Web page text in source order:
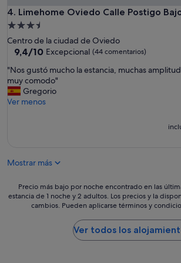
4. Limehome Oviedo Calle Postigo
Limehome Oviedo Calle Postigo Bajo
Alojamiento
de
3.5 estrellas
Centro de la ciudad de Oviedo
9.4
10,
Excepcional,
(44 comentarios)
9,4/10 Excepcional (44 comentarios)
"
N
o
s
m
h
"Nos gustó mucho la estancia, muchas
muy comodo"
Gregorio
Ver menos
Mostrar más
Precio
más
Precio más bajo por noche encontrado en las
estancia de 1 noche y 2 adultos. Los precios y la
cambios. Pueden aplicarse términos y
Ver todos los